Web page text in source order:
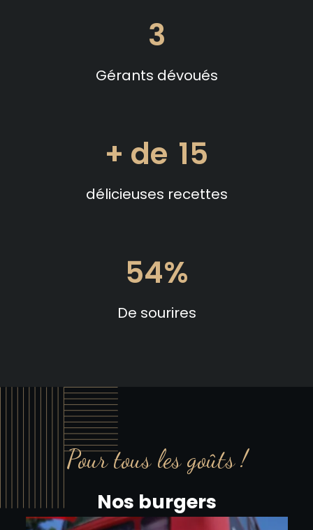
3
Gérants dévoués
15
délicieuses recettes
80
De sourires
Pour tous les goûts !
Nos burgers